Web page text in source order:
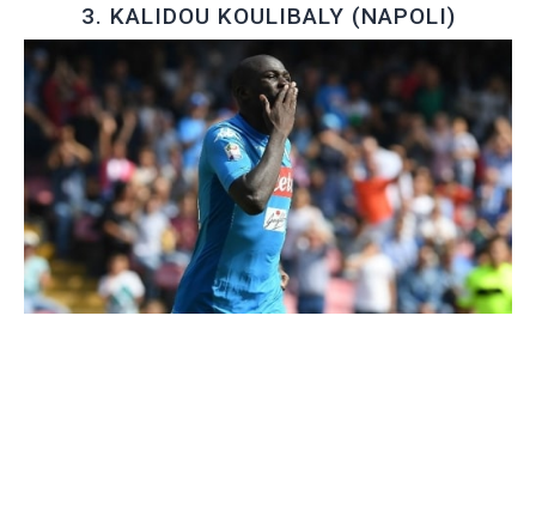
3. KALIDOU KOULIBALY (NAPOLI)